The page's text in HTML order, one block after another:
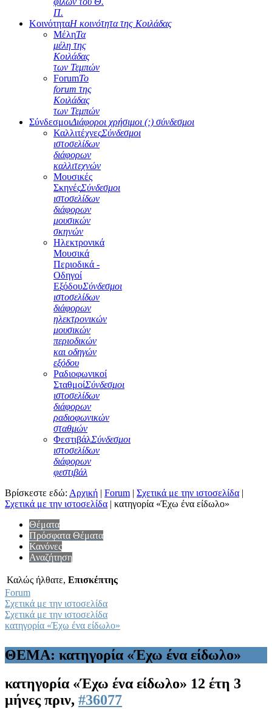
Π.
ΚοινότηταΗ κοινότητα της Κοιλάδας
ΜέληΤα
μέλη της
Κοιλάδας
των Τεμπών
ForumΤο
forum της
Κοιλάδας
των Τεμπών
ΣύνδεσμοιΔιάφοροι χρήσιμοι (;) σύνδεσμοι
ΚαλλιτέχνεςΣύνδεσμοι
ιστοσελίδων
διάφορων
καλλιτεχνών
Μουσικές
ΣκηνέςΣύνδεσμοι
ιστοσελίδων
διάφορων
μουσικών
σκηνών
Ηλεκτρονικά
Μουσικά
Περιοδικά -
Οδηγοί
ΕξόδουΣύνδεσμοι
ιστοσελίδων
διάφορων
ηλεκτρονικών
μουσικών
περιοδικών
και οδηγών
εξόδου
Ραδιοφωνικοί
ΣταθμοίΣύνδεσμοι
ιστοσελίδων
διάφορων
ραδιοφωνικών
σταθμών
ΦεστιβάλΣύνδεσμοι
ιστοσελίδων
διάφορων
φεστιβάλ
Βρίσκεστε εδώ: Αρχική | Forum | Σχετικά με την ιστοσελίδα |
Σχετικά με την ιστοσελίδα | κατηγορία «Έχω ένα είδωλο»
Θέματα
Πρόσφατα Θέματα
Κανόνες
Αναζήτηση
Καλώς ήλθατε, Επισκέπτης
Forum
Σχετικά με την ιστοσελίδα
Σχετικά με την ιστοσελίδα
κατηγορία «Έχω ένα είδωλο»
ΘΕΜΑ: κατηγορία «Έχω ένα είδωλο»
κατηγορία «Έχω ένα είδωλο» 12 έτη 3
μήνες πριν, #36077